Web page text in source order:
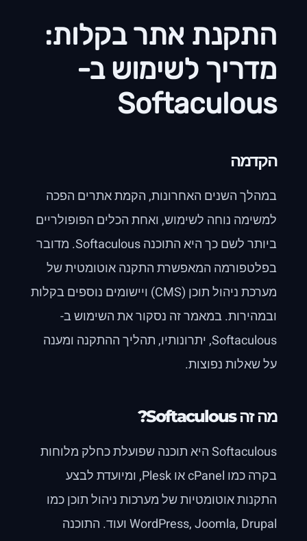
התקנת אתר בקלות:
מדריך לשימוש ב-
Softaculous
הקדמה
במהלך השנים האחרונות, הקמת אתרים הפכה
למשימה נוחה לשימוש, ואחת הכלים הפופולריים
ביותר לשם כך היא התוכנה Softaculous. מדובר
בפלטפורמה המאפשרת התקנה אוטומטית של
מערכת ניהול תוכן (CMS) ויישומים נוספים בקלות
ובמהירות. במאמר זה נסקור את השימוש ב-
Softaculous, יתרונותיו, תהליך ההתקנה ומענה
על שאלות נפוצות.
מה זה Softaculous?
Softaculous היא תוכנה שפועלת כחלק מלוחות
בקרה כמו cPanel או Plesk, ומיועדת לבצע
התקנות אוטומטיות של מערכות ניהול תוכן כמו
WordPress, Joomla, Drupal ועוד. התוכנה